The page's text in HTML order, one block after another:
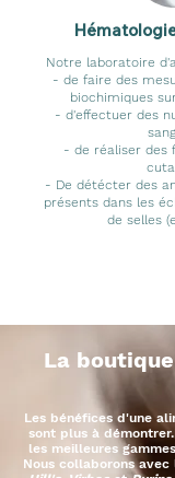
Notre laboratoire
- de faire des
biochimiques
- d'effectuer des
- de réaliser des
- De détécter des
présents dans les
de selles
La
Les bénéfices d'une
sont plus à
les meilleures
Nous collaborons